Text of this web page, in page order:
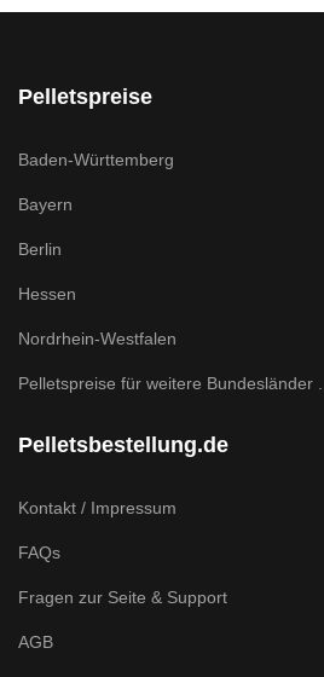
Pelletspreise
Baden-Württemberg
Bayern
Berlin
Hessen
Nordrhein-Westfalen
Pelletspreise für weitere Bundesländer ...
Pelletsbestellung.de
Kontakt / Impressum
FAQs
Fragen zur Seite & Support
AGB